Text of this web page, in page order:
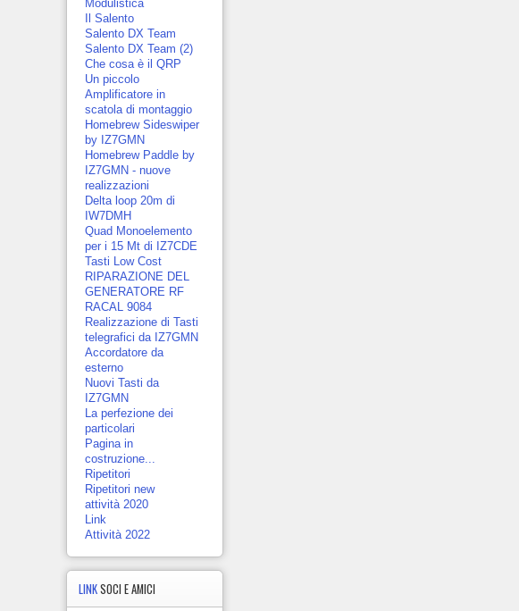
Modulistica
Il Salento
Salento DX Team
Salento DX Team (2)
Che cosa è il QRP
Un piccolo
Amplificatore in
scatola di montaggio
Homebrew Sideswiper
by IZ7GMN
Homebrew Paddle by
IZ7GMN - nuove
realizzazioni
Delta loop 20m di
IW7DMH
Quad Monoelemento
per i 15 Mt di IZ7CDE
Tasti Low Cost
RIPARAZIONE DEL
GENERATORE RF
RACAL 9084
Realizzazione di Tasti
telegrafici da IZ7GMN
Accordatore da
esterno
Nuovi Tasti da
IZ7GMN
La perfezione dei
particolari
Pagina in
costruzione...
Ripetitori
Ripetitori new
attività 2020
Link
Attività 2022
LINKSOCI E AMICI